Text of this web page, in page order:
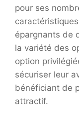
pour ses
épargnants de
la variété des
option
sécuriser leur
bénéficiant de
attractif.